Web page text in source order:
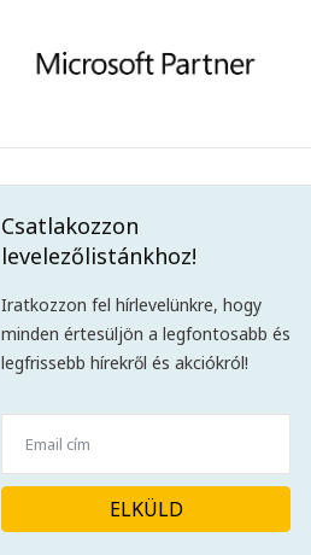
Csatlakozzon
levelezőlistánkhoz!
Iratkozzon fel hírlevelünkre, hogy
minden értesüljön a legfontosabb és
legfrissebb hírekről és akciókról!
ELKÜLD